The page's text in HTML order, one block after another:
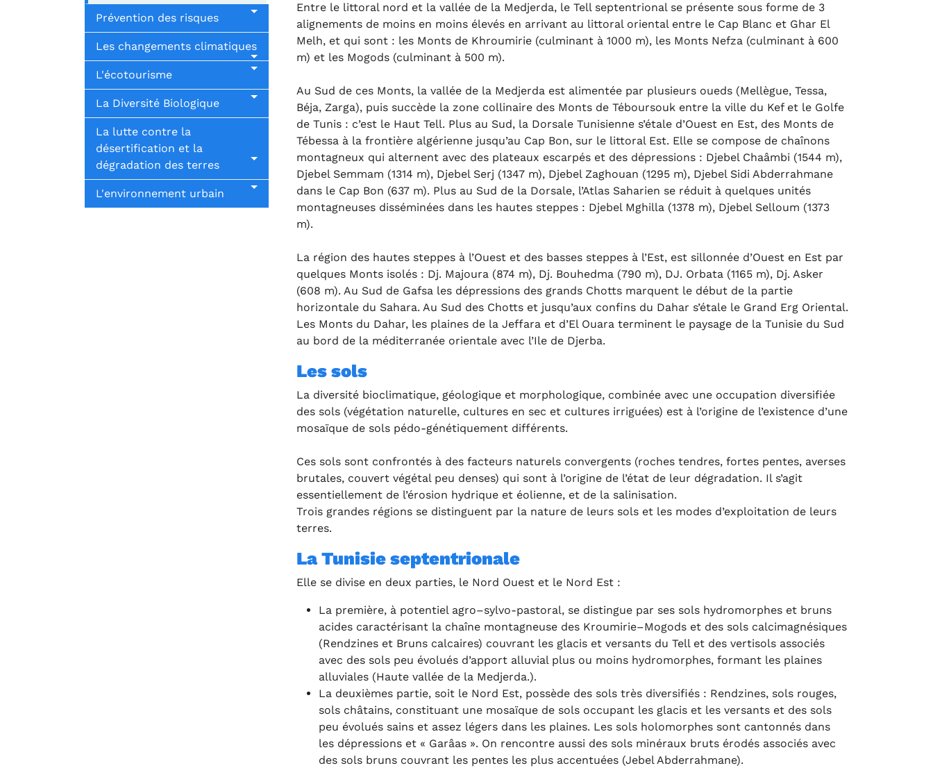
Entre le littoral nord et la vallée de la Medjerda, le Tell septentrional se présente sous forme de 3
alignements de moins en moins élevés en arrivant au littoral oriental entre le Cap Blanc et Ghar El
Melh, et qui sont : les Monts de Khroumirie (culminant à 1000 m), les Monts Nefza (culminant à 600
m) et les Mogods (culminant à 500 m).
Au Sud de ces Monts, la vallée de la Medjerda est alimentée par plusieurs oueds (Mellègue, Tessa,
Béja, Zarga), puis succède la zone collinaire des Monts de Téboursouk entre la ville du Kef et le Golfe
de Tunis : c’est le Haut Tell. Plus au Sud, la Dorsale Tunisienne s’étale d’Ouest en Est, des Monts de
Tébessa à la frontière algérienne jusqu’au Cap Bon, sur le littoral Est. Elle se compose de chaînons
montagneux qui alternent avec des plateaux escarpés et des dépressions : Djebel Chaâmbi (1544 m),
Djebel Semmam (1314 m), Djebel Serj (1347 m), Djebel Zaghouan (1295 m), Djebel Sidi Abderrahmane
dans le Cap Bon (637 m). Plus au Sud de la Dorsale, l’Atlas Saharien se réduit à quelques unités
montagneuses disséminées dans les hautes steppes : Djebel Mghilla (1378 m), Djebel Selloum (1373
m).
La région des hautes steppes à l’Ouest et des basses steppes à l’Est, est sillonnée d’Ouest en Est par
quelques Monts isolés : Dj. Majoura (874 m), Dj. Bouhedma (790 m), DJ. Orbata (1165 m), Dj. Asker
(608 m). Au Sud de Gafsa les dépressions des grands Chotts marquent le début de la partie
horizontale du Sahara. Au Sud des Chotts et jusqu’aux confins du Dahar s’étale le Grand Erg Oriental.
Les Monts du Dahar, les plaines de la Jeffara et d’El Ouara terminent le paysage de la Tunisie du Sud
au bord de la méditerranée orientale avec l’Ile de Djerba.
Les sols
La diversité bioclimatique, géologique et morphologique, combinée avec une occupation diversifiée
des sols (végétation naturelle, cultures en sec et cultures irriguées) est à l’origine de l’existence d’une
mosaïque de sols pédo-génétiquement différents.
Ces sols sont confrontés à des facteurs naturels convergents (roches tendres, fortes pentes, averses
brutales, couvert végétal peu denses) qui sont à l’origine de l’état de leur dégradation. Il s’agit
essentiellement de l’érosion hydrique et éolienne, et de la salinisation.
Trois grandes régions se distinguent par la nature de leurs sols et les modes d’exploitation de leurs
terres.
La Tunisie septentrionale
Elle se divise en deux parties, le Nord Ouest et le Nord Est :
La première, à potentiel agro–sylvo-pastoral, se distingue par ses sols hydromorphes et bruns
acides caractérisant la chaîne montagneuse des Kroumirie–Mogods et des sols calcimagnésiques
(Rendzines et Bruns calcaires) couvrant les glacis et versants du Tell et des vertisols associés
avec des sols peu évolués d’apport alluvial plus ou moins hydromorphes, formant les plaines
alluviales (Haute vallée de la Medjerda.).
La deuxièmes partie, soit le Nord Est, possède des sols très diversifiés : Rendzines, sols rouges,
sols châtains, constituant une mosaïque de sols occupant les glacis et les versants et des sols
peu évolués sains et assez légers dans les plaines. Les sols holomorphes sont cantonnés dans
les dépressions et « Garâas ». On rencontre aussi des sols minéraux bruts érodés associés avec
des sols bruns couvrant les pentes les plus accentuées (Jebel Abderrahmane).
Prévention des risques
Les changements climatiques
L'écotourisme
La Diversité Biologique
La lutte contre la
désertification et la
dégradation des terres
L'environnement urbain